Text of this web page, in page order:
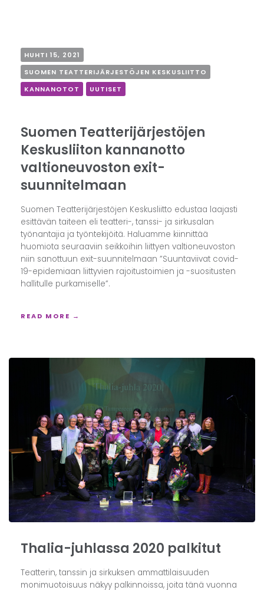
HUHTI 15, 2021
SUOMEN TEATTERIJÄRJESTÖJEN KESKUSLIITTO
KANNANOTOT
UUTISET
Suomen Teatterijärjestöjen
Keskusliiton kannanotto
valtioneuvoston exit-
suunnitelmaan
Suomen Teatterijärjestöjen Keskusliitto edustaa laajasti
esittävän taiteen eli teatteri-, tanssi- ja sirkusalan
työnantajia ja työntekijöitä. Haluamme kiinnittää
huomiota seuraaviin seikkoihin liittyen valtioneuvoston
niin sanottuun exit-suunnitelmaan ”Suuntaviivat covid-
19-epidemiaan liittyvien rajoitustoimien ja -suositusten
hallitulle purkamiselle”.
READ MORE →
Thalia-juhlassa 2020 palkitut
Teatterin, tanssin ja sirkuksen ammattilaisuuden
monimuotoisuus näkyy palkinnoissa, joita tänä vuonna